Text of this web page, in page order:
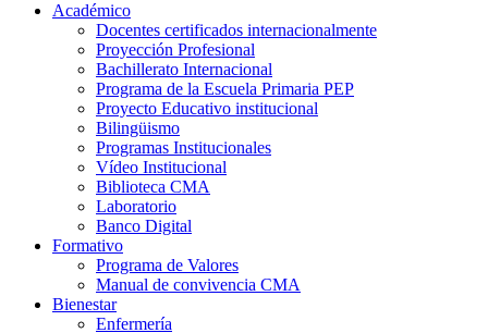
Académico
Docentes certificados internacionalmente
Proyección Profesional
Bachillerato Internacional
Programa de la Escuela Primaria PEP
Proyecto Educativo institucional
Bilingüismo
Programas Institucionales
Vídeo Institucional
Biblioteca CMA
Laboratorio
Banco Digital
Formativo
Programa de Valores
Manual de convivencia CMA
Bienestar
Enfermería